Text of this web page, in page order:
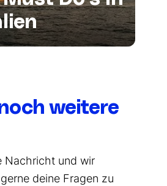
weitere
Nachricht und wir
deine Fragen zu